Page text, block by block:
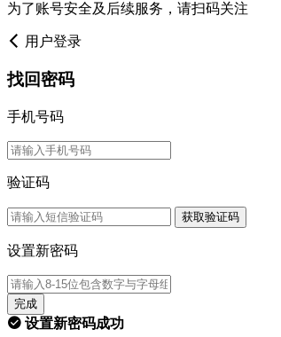
为了账号安全及后续服务，请扫码关注
用户登录
找回密码
手机号码
验证码
获取验证码
设置新密码
完成
设置新密码成功